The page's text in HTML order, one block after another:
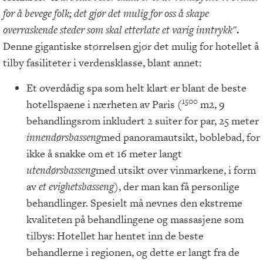
for å bevege folk; det gjør det mulig for oss å skape
overraskende steder som skal etterlate et varig inntrykk".
Denne gigantiske størrelsen gjør det mulig for hotellet å
tilby fasiliteter i verdensklasse, blant annet:
Et overdådig spa som helt klart er blant de beste
hotellspaene i nærheten av Paris (1500 m2, 9
behandlingsrom inkludert 2 suiter for par, 25 meter
innendørsbassengmed panoramautsikt, boblebad, for
ikke å snakke om et 16 meter langt
utendørsbassengmed utsikt over vinmarkene, i form
avet evighetsbasseng), der man kan få personlige
behandlinger. Spesielt må nevnes den ekstreme
kvaliteten på behandlingene og massasjene som
tilbys: Hotellet har hentet inn de beste
behandlerne i regionen, og dette er langt fra de